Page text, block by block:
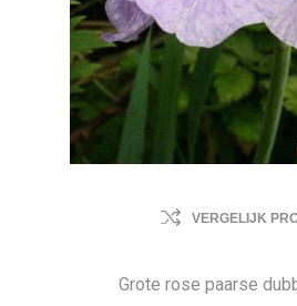
VERGELIJK
Grote rose paarse